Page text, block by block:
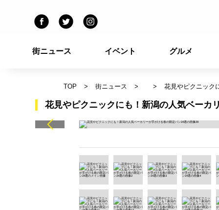
街ニュース イベント グルメ
TOP 街ニュース 花見やピクニック
花見やピクニックにも！新潟の人気ベーカ